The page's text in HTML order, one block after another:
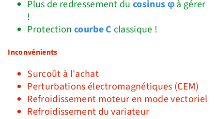
Plus de redressement ducosinus φà gérer
!
Protection courbe C classique !
Inconvénients
Surcoût à l'achat
Perturbations électromagnétiques (CEM)
Refroidissement moteur en mode vectoriel
Refroidissement du variateur